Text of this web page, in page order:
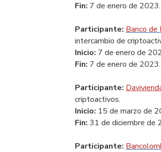
Fin: 7 de enero de 2023.
Participante: Banco de
intercambio de
Inicio: 7 de enero de
Fin: 7 de enero de 2023.
Participante:
criptoactivos.
Inicio: 15 de marzo de
Fin: 31 de diciembre de
Participante: